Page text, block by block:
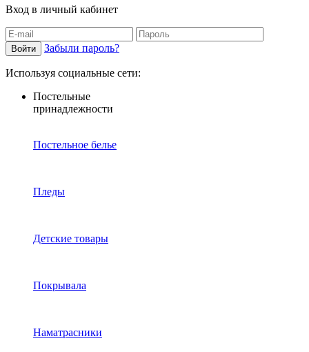
Вход в личный кабинет
Забыли пароль?
Используя социальные сети:
Постельные
принадлежности
Постельное белье
Пледы
Детские товары
Покрывала
Наматрасники